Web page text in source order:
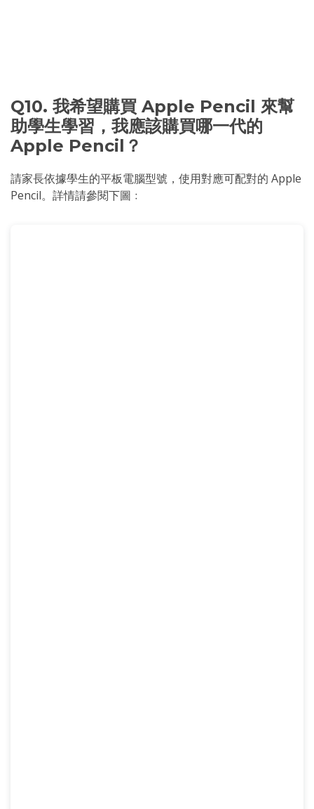
Q10. 我希望購買 Apple Pencil 來幫
助學生學習，我應該購買哪一代的
Apple Pencil？
請家長依據學生的平板電腦型號，使用對應可配對的 Apple
Pencil。詳情請參閱下圖﹕